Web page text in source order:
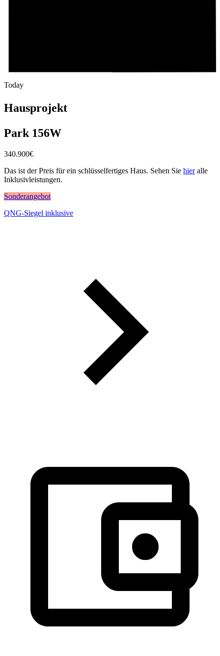
Today
Hausprojekt
Park 156W
340.900€
Das ist der Preis für ein schlüsselfertiges Haus. Sehen Sie hieralle
Inklusivleistungen.
Sonderangebot
QNG-Siegel inklusive